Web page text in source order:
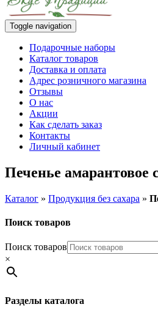
Toggle navigation
Подарочные наборы
Каталог товаров
Доставка и оплата
Адрес розничного магазина
Отзывы
О нас
Акции
Как сделать заказ
Контакты
Личный кабинет
Печенье амарантовое
Каталог » Продукция без сахара »
Поиск товаров
Поиск товаров
×
Разделы каталога